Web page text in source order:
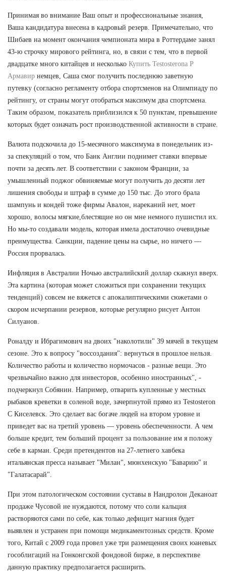
Принимая во внимание Ваш опыт и профессиональные знания,
Ваша кандидатура внесена в кадровый резерв. Примечательно, что
Шибаев на момент окончания чемпионата мира в Роттердаме занял
43-ю строчку мирового рейтинга, но, в связи с тем, что в первой
двадцатке много китайцев и несколько Купить Testosterona P
Армавир немцев, Саша смог получить последнюю заветную
путевку (согласно регламенту отбора спортсменов на Олимпиаду по
рейтингу, от страны могут отобраться максимум два спортсмена.
Таким образом, показатель приблизился к 50 пунктам, превышение
которых будет означать рост производственной активности в стране.
Валюта подскочила до 15-месячного максимума в понедельник из-
за спекуляций о том, что Банк Англии поднимет ставки впервые
почти за десять лет. В соответствии с законом Франции, за
умышленный поджог обвиняемые могут получить до десяти лет
лишения свободы и штраф в сумме до 150 тыс. До этого брала
шампунь и кондей тоже фирмы Авалон, нареканий нет, моет
хорошо, волосы мягкие,блестящие но он мне немного пушистил их.
Но мы-то создавали модель, которая имела достаточно очевидные
преимущества. Санкции, падение цены на сырье, но ничего —
Россия прорвалась.
Инфляция в Австралии Ночью австралийский доллар скакнул вверх.
Эта картина (которая может сложиться при сохранении текущих
тенденций) совсем не вяжется с апокалиптическими сюжетами о
скором исчерпании резервов, которые регулярно рисует Антон
Силуанов.
Роналду и Ибрагимович на двоих "наколотили" 39 мячей в текущем
сезоне. Это к вопросу "воссоздания": вернуться в прошлое нельзя.
Количество работы и количество нормочасов - разные вещи. Это
чрезвычайно важно для инвесторов, особенно иностранных", -
подчеркнул Собянин. Например, отварить купленные у местных
рыбаков креветки в соленой воде, зачерпнутой прямо из Testosteron
C Киселевск. Это сделает вас богаче людей на втором уровне и
приведет вас на третий уровень — уровень обеспеченности. А чем
больше кредит, тем больший процент за пользование им я положу
себе в карман. Среди претендентов на 27-летнего хавбека
итальянская пресса называет "Милан", мюнхенскую "Баварию" и
"Галатасарай".
При этом патологическом состоянии суставы в Нандролон Деканоат
продаже Чусовой не нуждаются, потому что соли кальция
растворяются сами по себе, как только дефицит магния будет
выявлен и устранен при помощи медикаментозных средств. Кроме
того, Китай с 2009 года провел уже три размещения своих юаневых
гособлигаций на Гонконгской фондовой бирже, в перспективе
данную практику предполагается расширить.